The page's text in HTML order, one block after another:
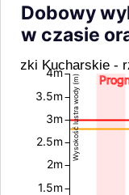
Dobowy
w czasie
Wysokość lustra wody (m)
1.5m
2m
2.5m
3m
3.5m
4m
Kucharskie -